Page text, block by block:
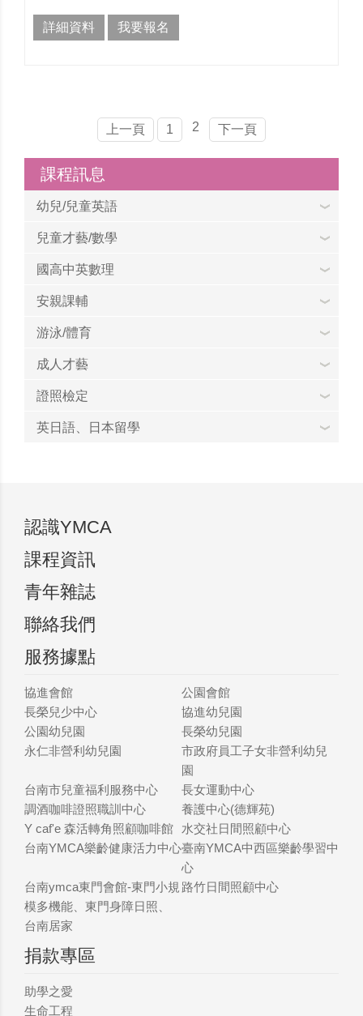
詳細資料 我要報名
上一頁 1 2 下一頁
課程訊息
幼兒/兒童英語
兒童才藝/數學
國高中英數理
安親課輔
游泳/體育
成人才藝
證照檢定
英日語、日本留學
認識YMCA
課程資訊
青年雜誌
聯絡我們
服務據點
協進會館
公園會館
長榮兒少中心
協進幼兒園
公園幼兒園
長榮幼兒園
永仁非營利幼兒園
市政府員工子女非營利幼兒
園
台南市兒童福利服務中心
長女運動中心
調酒咖啡證照職訓中心
養護中心(德輝苑)
Y caf'e 森活轉角照顧咖啡館
水交社日間照顧中心
台南YMCA樂齡健康活力中心臺南YMCA中西區樂齡學習中
心
台南ymca東門會館-東門小規
模多機能、東門身障日照、
台南居家
路竹日間照顧中心
捐款專區
助學之愛
生命工程